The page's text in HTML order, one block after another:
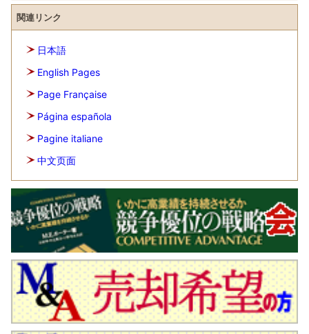
関連リンク
日本語
English Pages
Page Française
Página española
Pagine italiane
中文页面